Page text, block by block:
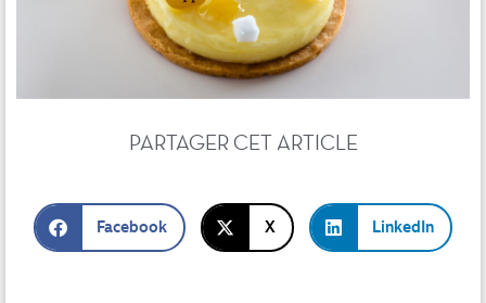
PARTAGER CET ARTICLE
Facebook X LinkedIn